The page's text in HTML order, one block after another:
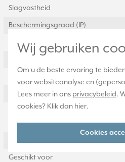
Wij gebruiken
Om u de beste ervaring te
voor websiteanalyse en
Lees meer in ons privacybeleid.
cookies? Klik dan hier.
Cookies
Slagvastheid
Beschermingsgraad (IP)
Geschikt voor vloerpot
Geschikt voor wandgoot
Geschikt voor
inbouwinstallatie (stucwerk)
Geschikt voor